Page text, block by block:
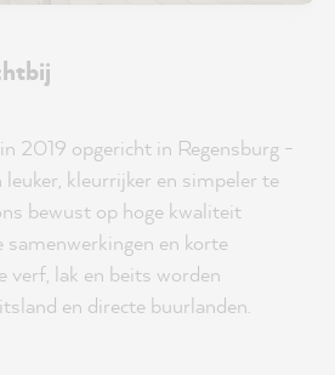
2019 opgericht in Regensburg -
kleurrijker en simpeler te
bewust op hoge kwaliteit
samenwerkingen en korte
verf, lak en beits worden
en directe buurlanden.